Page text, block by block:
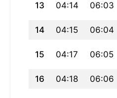
13 04:14 06:03
14 04:15 06:04
15 04:17 06:05
16 04:18 06:06